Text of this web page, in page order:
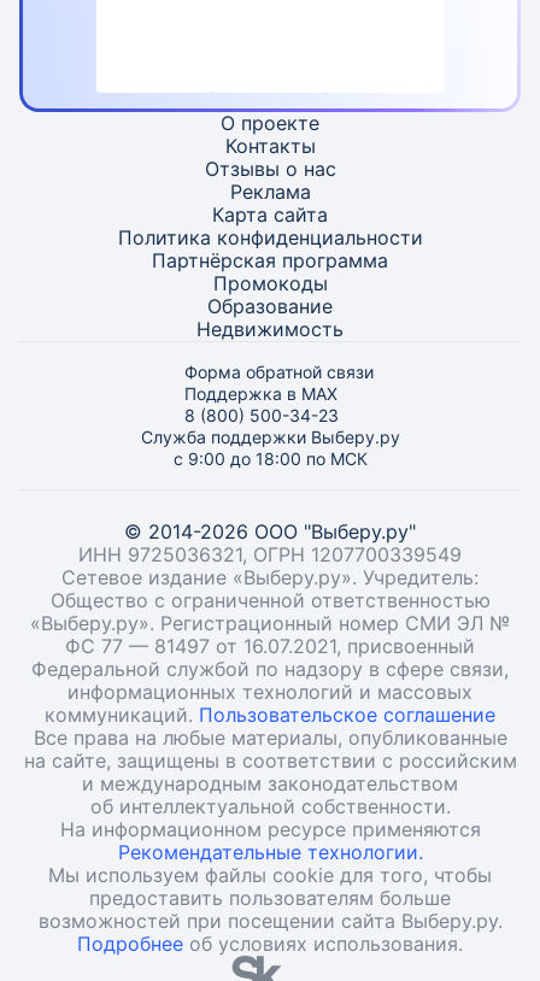
О проекте
Контакты
Отзывы о нас
Реклама
Карта сайта
Политика конфиденциальности
Партнёрская программа
Промокоды
Образование
Недвижимость
Форма обратной связи
Поддержка в MAX
8 (800) 500-34-23
Служба поддержки Выберу.ру
с 9:00 до 18:00 по МСК
© 2014-2026 ООО "Выберу.ру"
ИНН 9725036321, ОГРН 1207700339549
Сетевое издание «Выберу.ру». Учредитель:
Общество с ограниченной ответственностью
«Выберу.ру». Регистрационный номер СМИ ЭЛ №
ФС 77 — 81497 от 16.07.2021, присвоенный
Федеральной службой по надзору в сфере связи,
информационных технологий и массовых
коммуникаций. Пользовательское соглашение
Все права на любые материалы, опубликованные
на сайте, защищены в соответствии с российским
и международным законодательством
об интеллектуальной собственности.
На информационном ресурсе применяются
Рекомендательные технологии.
Мы используем файлы cookie для того, чтобы
предоставить пользователям больше
возможностей при посещении сайта Выберу.ру.
Подробнее об условиях использования.